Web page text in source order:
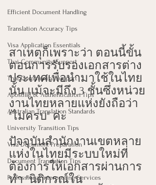
Efficient Document Handling
Translation Accuracy Tips
Visa Application Essentials
Thai Community Support
Thai Community Support
Apostille & Authentication Tips
Australian Translation Standards
University Transition Tips
Visa Document Preparation
Document Translation Tips
Professional Interpreting Services
สาเหตุก็เพราะว่า ตอนนี้ขั้น
ตอนการรับรองเอกสารต่าง
ประเทศเพื่อนำมาใช้ในไทย
นั้น แม้จะมีถึง 3 ชั้นซึ่งหน่วย
งานไทยหลายแห่งยังถือว่า
"ไม่ครบ" ค่ะ
ปัจจุบันสำนักงานเขตหลาย
แห่งในไทยมีระบบใหม่ที่
ต้องการให้เอกสารผ่านการ
ทำ "นิติกรณ์ใน